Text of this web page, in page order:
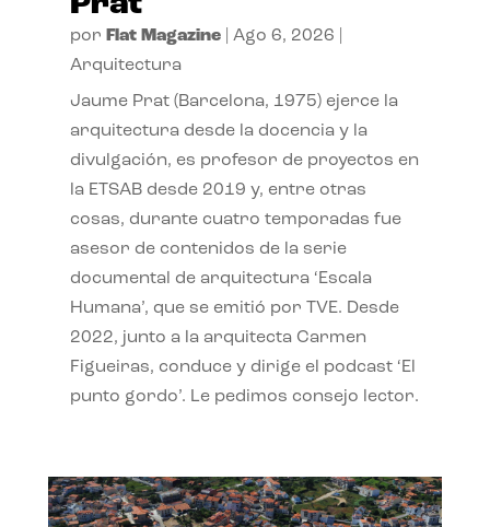
por Flat Magazine| Ago 6, 2026
Arquitectura
Jaume Prat (Barcelona, 1975) ejerce la
arquitectura desde la docencia y la
divulgación, es profesor de proyectos en
la ETSAB desde 2019 y, entre otras
cosas, durante cuatro temporadas fue
asesor de contenidos de la serie
documental de arquitectura ‘Escala
Humana’, que se emitió por TVE. Desde
2022, junto a la arquitecta Carmen
Figueiras, conduce y dirige el podcast ‘El
punto gordo’. Le pedimos consejo lector.